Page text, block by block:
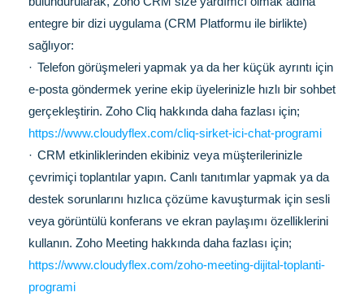
entegre bir dizi uygulama (CRM Platformu ile birlikte)
sağlıyor:
· Telefon görüşmeleri yapmak ya da her küçük ayrıntı için
e-posta göndermek yerine ekip üyelerinizle hızlı bir sohbet
gerçekleştirin. Zoho Cliq hakkında daha fazlası için;
https://www.cloudyflex.com/cliq-sirket-ici-chat-programi
· CRM etkinliklerinden ekibiniz veya müşterilerinizle
çevrimiçi toplantılar yapın. Canlı tanıtımlar yapmak ya da
destek sorunlarını hızlıca çözüme kavuşturmak için sesli
veya görüntülü konferans ve ekran paylaşımı özelliklerini
kullanın. Zoho Meeting hakkında daha fazlası için;
https://www.cloudyflex.com/zoho-meeting-dijital-toplanti-
programi